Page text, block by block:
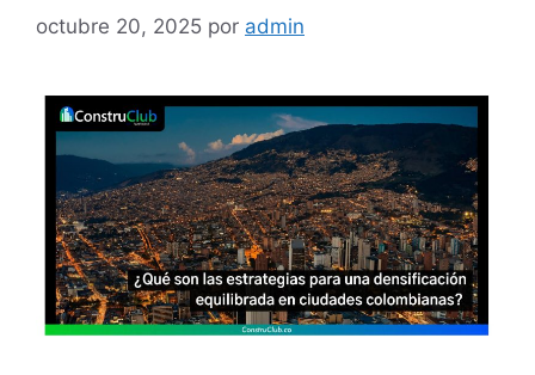
octubre 20, 2025 por admin